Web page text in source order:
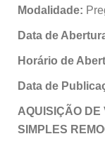
Modalidade:
Data de
Horário de
Data de
AQUISIÇÃO DE
SIMPLES